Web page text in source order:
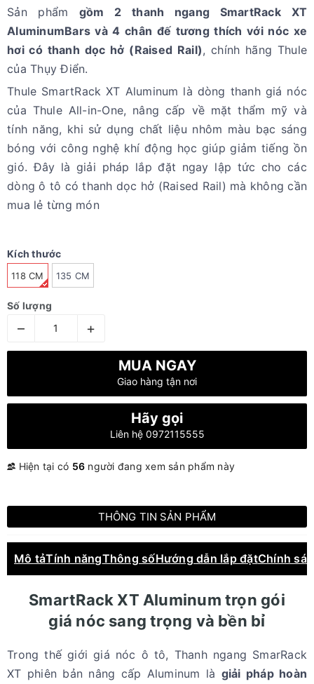
Sản phẩm gồm 2 thanh ngang SmartRack XT
AluminumBars và 4 chân đế tương thích với nóc xe
hơi có thanh dọc hở (Raised Rail), chính hãng Thule
của Thụy Điển.
Thule SmartRack XT Aluminum là dòng thanh giá nóc
của Thule All-in-One, nâng cấp về mặt thẩm mỹ và
tính năng, khi sử dụng chất liệu nhôm màu bạc sáng
bóng với công nghệ khí động học giúp giảm tiếng ồn
gió. Đây là giải pháp lắp đặt ngay lập tức cho các
dòng ô tô có thanh dọc hở (Raised Rail) mà không cần
mua lẻ từng món
Kích thước
118 CM 135 CM
Số lượng
– +
MUA NGAY
Giao hàng tận nơi
Hãy gọi
Liên hệ 0972115555
Hiện tại có 56 người đang xem sản phẩm này
THÔNG TIN SẢN PHẨM
Mô tảTính năngThông sốHướng dẫn lắp đặtChính
SmartRack XT Aluminum trọn gói
giá nóc sang trọng và bền bỉ
Trong thế giới giá nóc ô tô, Thanh ngang SmarRack
XT phiên bản nâng cấp Aluminum là giải pháp hoàn